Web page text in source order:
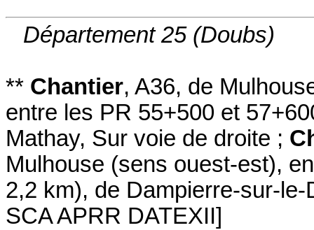
Département 25 (Doubs)
** Chantier, A36, de
entre les PR 55+500 et
Mathay, Sur voie de droite ;
Mulhouse (sens ouest-est),
2,2 km), de Dampierre-sur-
SCA APRR DATEXII]